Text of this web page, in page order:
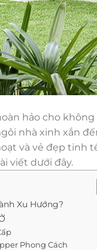
hảo cho không
nhà xinh xắn
và vẻ đẹp tinh
viết dưới đây.
Xu Hướng?
Phong Cách